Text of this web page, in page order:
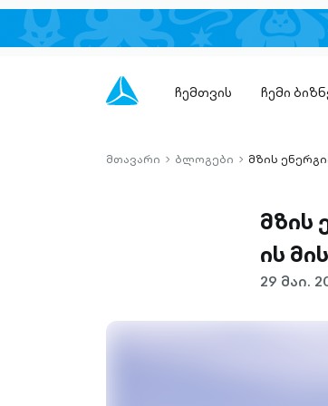
ჩემთვის ჩემი
მთავარი chevron-
ბლოგები chevron-
მზის
მზის
ის
29 მაი.